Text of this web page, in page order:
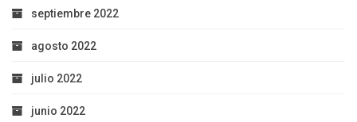
septiembre 2022
agosto 2022
julio 2022
junio 2022